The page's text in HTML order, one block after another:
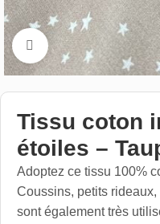
Cliquez pour
Tissu coton
étoiles –
Adoptez ce tissu 100%
Coussins, petits rideaux,
sont également très